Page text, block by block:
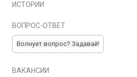
ИСТОРИИ
ВОПРОС-ОТВЕТ
Волнует вопрос? Задавай!
ВАКАНСИИ